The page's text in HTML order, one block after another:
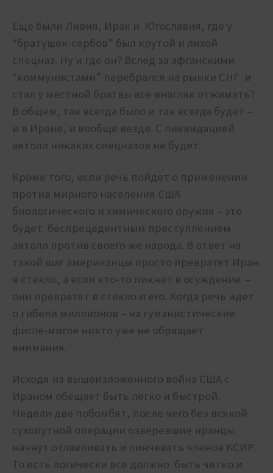
Еще были Ливия, Ирак и Югославия, где у
“братушек-сербов” был крутой и лихой
спецназ. Ну и где он? Вслед за афганскими
“коммунистами” перебрался на рынки СНГ и
стал у местной братвы всё внагляк отжимать?
В общем, так всегда было и так всегда будет –
и в Иране, и вообще везде. С ликвидацией
аятолл никаких спецназов не будет.
Кроме того, если речь пойдет о применении
против мирного населения США
биологического и химического оружия – это
будет беспрецедентным преступлением
аятолл против своего же народа. В ответ на
такой шаг американцы просто превратят Иран
в стекло, а если кто-то пикнет в осуждение –
они превратят в стекло и его. Когда речь идет
о гибели миллионов – на гуманистические
фигле-мигле никто уже не обращает
внимания.
Исходя из вышеизложенного война США с
Ираном обещает быть легко и быстрой.
Недели две побомбят, после чего без всякой
сухопутной операции озверевшие иранцы
начнут отлавливать и линчевать членов КСИР.
То есть логически все должно быть четко и